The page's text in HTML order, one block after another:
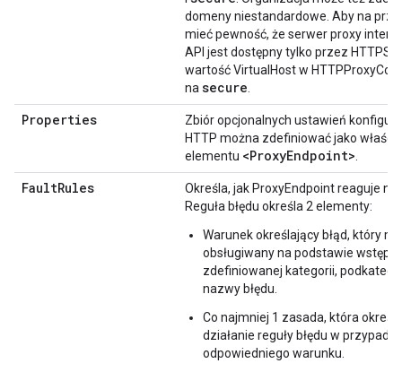
domeny niestandardowe. Aby na
mieć pewność, że serwer proxy
API jest dostępny tylko przez HTTPS,
wartość VirtualHost w
nasecure.
Properties
Zbiór opcjonalnych ustawień
HTTP można zdefiniować jako
elementu <ProxyEndpoint>.
FaultRules
Określa, jak ProxyEndpoint reaguje na
Reguła błędu określa 2 elementy:
Warunek określający błąd, który
obsługiwany na podstawie
zdefiniowanej kategorii,
nazwy błędu.
Co najmniej 1 zasada, która określa
działanie reguły błędu w przypadku
odpowiedniego warunku.